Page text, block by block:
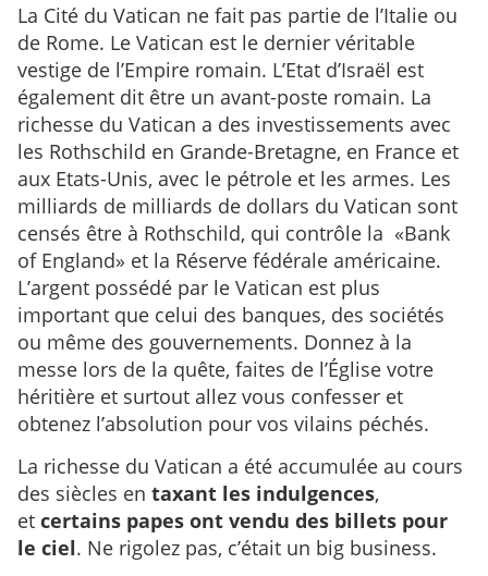
La Cité du Vatican ne fait pas partie de l’Italie ou
de Rome. Le Vatican est le dernier véritable
vestige de l’Empire romain. L’Etat d’Israël est
également dit être un avant-poste romain. La
richesse du Vatican a des investissements avec
les Rothschild en Grande-Bretagne, en France et
aux Etats-Unis, avec le pétrole et les armes. Les
milliards de milliards de dollars du Vatican sont
censés être à Rothschild, qui contrôle la «Bank
of England» et la Réserve fédérale américaine.
L’argent possédé par le Vatican est plus
important que celui des banques, des sociétés
ou même des gouvernements. Donnez à la
messe lors de la quête, faites de l’Église votre
héritière et surtout allez vous confesser et
obtenez l’absolution pour vos vilains péchés.
La richesse du Vatican a été accumulée au cours
des siècles en taxant les indulgences,
et certains papes ont vendu des billets pour
le ciel. Ne rigolez pas, c’était un big business.